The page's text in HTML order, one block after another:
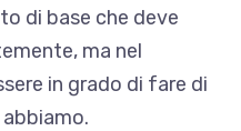
di base che deve
ma nel
in grado di fare di